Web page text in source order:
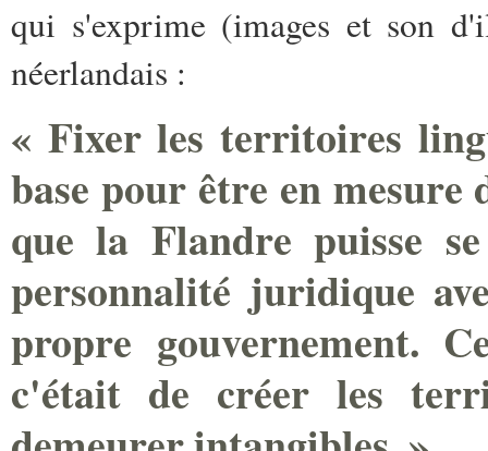
qui s'exprime (images et son
néerlandais :
« Fixer les territoires
base pour être en mesure
que la Flandre puisse
personnalité juridique
propre gouvernement.
c'était de créer les